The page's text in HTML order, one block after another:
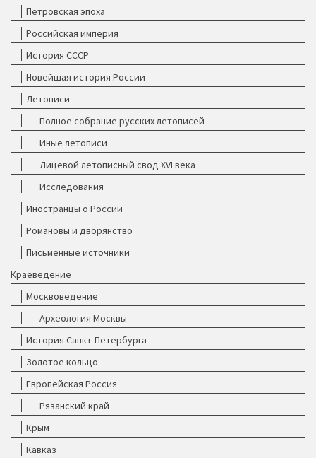
Петровская эпоха
Российская империя
История СССР
Новейшая история России
Летописи
Полное собрание русских летописей
Иные летописи
Лицевой летописный свод XVI века
Исследования
Иностранцы о России
Романовы и дворянство
Письменные источники
Краеведение
Москвоведение
Археология Москвы
История Санкт-Петербурга
Золотое кольцо
Европейская Россия
Рязанский край
Крым
Кавказ